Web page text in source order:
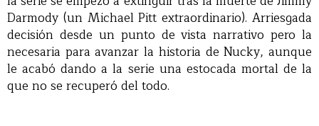
Darmody (un Michael Pitt extraordinario). Arriesgada
decisión desde un punto de vista narrativo pero la
necesaria para avanzar la historia de Nucky, aunque
le acabó dando a la serie una estocada mortal de la
que no se recuperó del todo.